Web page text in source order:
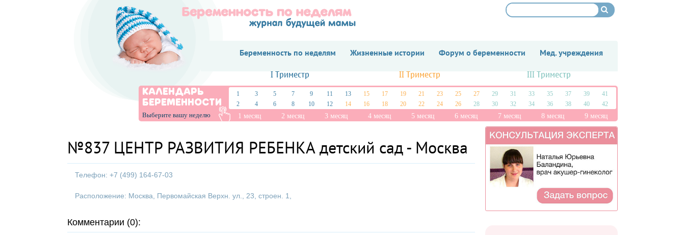
Беременность по неделям Жизненные истории Форум о беременности Мед. учреждения
I Триместр II Триместр III Триместр
КАЛЕНДАРЬ
БЕРЕМЕННОСТИ
Выберите вашу неделю
1 3 5 7 9 11 13 15 17 19 21 23 25 27 29 31 33 35 37 39
41
2
4 6 8 10 12 14 16 18 20 22 24 26 28 30 32 34 36 38 40 42
1 месяц 2 месяц 3 месяц 4 месяц 5 месяц 6 месяц 7 месяц 8 месяц 9 месяц
№837 ЦЕНТР РАЗВИТИЯ РЕБЕНКА детский сад - Москва
Телефон: +7 (499) 164-67-03
Расположение: Москва, Первомайская Верхн. ул., 23, строен. 1,
Комментарии (0):